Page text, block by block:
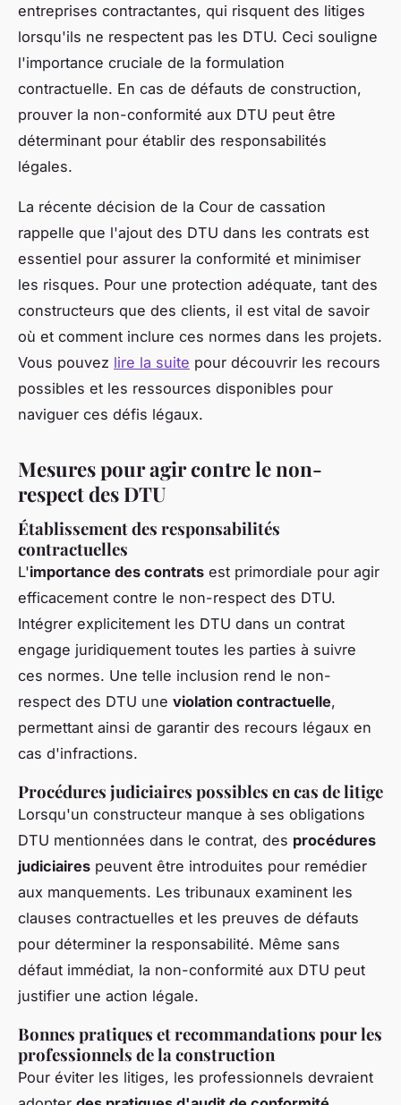
entreprises contractantes, qui risquent des litiges
lorsqu'ils ne respectent pas les DTU. Ceci souligne
l'importance cruciale de la formulation
contractuelle. En cas de défauts de construction,
prouver la non-conformité aux DTU peut être
déterminant pour établir des responsabilités
légales.
La récente décision de la Cour de cassation
rappelle que l'ajout des DTU dans les contrats est
essentiel pour assurer la conformité et minimiser
les risques. Pour une protection adéquate, tant des
constructeurs que des clients, il est vital de savoir
où et comment inclure ces normes dans les projets.
Vous pouvez lire la suite pour découvrir les recours
possibles et les ressources disponibles pour
naviguer ces défis légaux.
Mesures pour agir contre le non-
respect des DTU
Établissement des responsabilités
contractuelles
L'importance des contrats est primordiale pour agir
efficacement contre le non-respect des DTU.
Intégrer explicitement les DTU dans un contrat
engage juridiquement toutes les parties à suivre
ces normes. Une telle inclusion rend le non-
respect des DTU une violation contractuelle,
permettant ainsi de garantir des recours légaux en
cas d'infractions.
Procédures judiciaires possibles en cas de litige
Lorsqu'un constructeur manque à ses obligations
DTU mentionnées dans le contrat, des procédures
judiciaires peuvent être introduites pour remédier
aux manquements. Les tribunaux examinent les
clauses contractuelles et les preuves de défauts
pour déterminer la responsabilité. Même sans
défaut immédiat, la non-conformité aux DTU peut
justifier une action légale.
Bonnes pratiques et recommandations pour les
professionnels de la construction
Pour éviter les litiges, les professionnels devraient